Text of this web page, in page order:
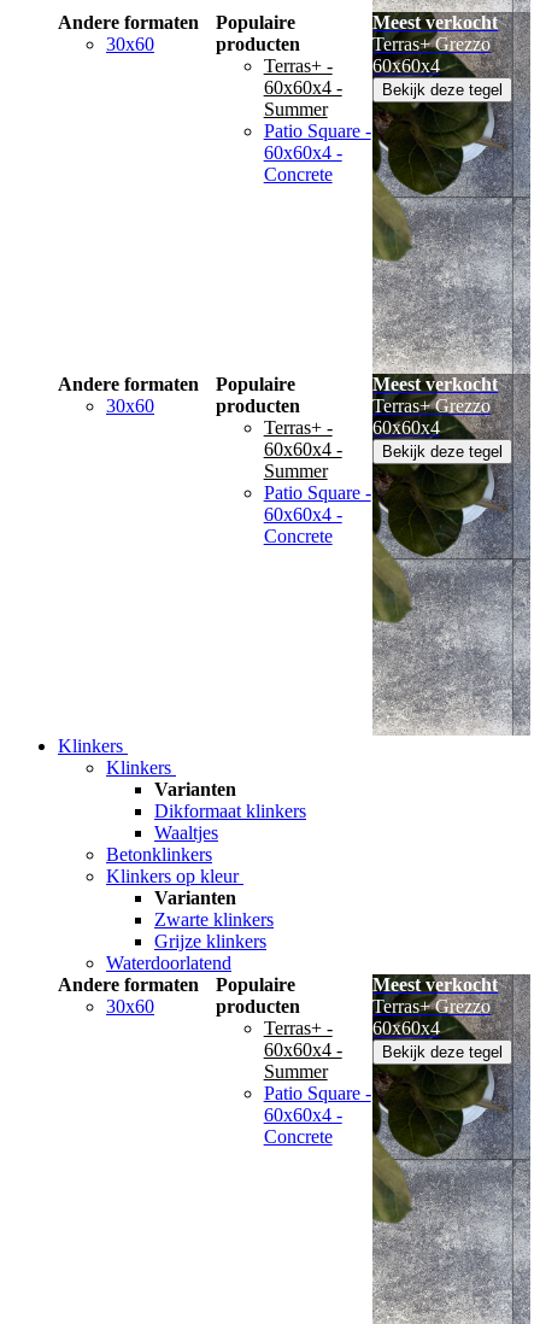
Andere formaten
30x60
Populaire
producten
Terras+ -
60x60x4 -
Summer
Patio Square -
60x60x4 -
Concrete
Meest verkocht
Terras+ Grezzo
60x60x4
Bekijk deze tegel
Andere formaten
30x60
Populaire
producten
Terras+ -
60x60x4 -
Summer
Patio Square -
60x60x4 -
Concrete
Meest verkocht
Terras+ Grezzo
60x60x4
Bekijk deze tegel
Klinkers
Klinkers
Varianten
Dikformaat klinkers
Waaltjes
Betonklinkers
Klinkers op kleur
Varianten
Zwarte klinkers
Grijze klinkers
Waterdoorlatend
Andere formaten
30x60
Populaire
producten
Terras+ -
60x60x4 -
Summer
Patio Square -
60x60x4 -
Concrete
Meest verkocht
Terras+ Grezzo
60x60x4
Bekijk deze tegel